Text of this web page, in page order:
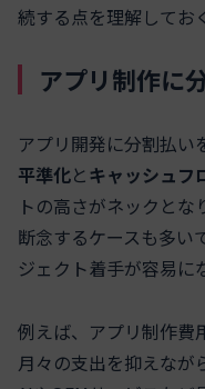
続する点を理解してお
アプリ制作に
アプリ開発に分割払い
平準化とキャッシュフ
トの高さがネックと
断念するケースも多い
ジェクト着手が容易に
例えば、アプリ制作費
月々の支出を抑えなが